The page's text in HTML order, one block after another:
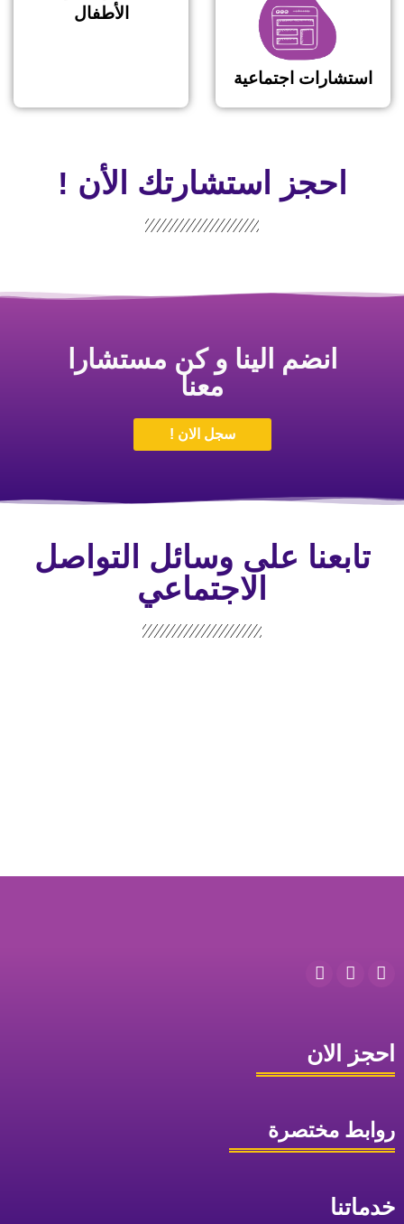
استشارات اجتماعية
الأطفال
احجز استشارتك الأن !
انضم الينا و كن مستشارا
معنا
سجل الان !
تابعنا على وسائل التواصل
الاجتماعي
احجز الان
روابط مختصرة
خدماتنا